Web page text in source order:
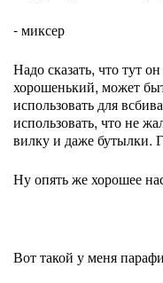
- миксер
Надо сказать, что тут
хорошенький, может
использовать для
использовать, что не
вилку и даже бутылки.
Ну опять же хорошее
Вот такой у меня